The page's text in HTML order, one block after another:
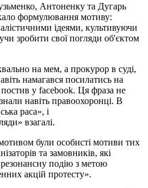
Антоненку та Дугарь
формулювання мотиву:
ідеями, культивуючи
зробити свої погляди об'єктом
на мем, а прокурор в суді,
намагався посилатись на
у facebook. Ця фраза не
навіть правоохоронці. В
раса», і
взагалі.
були особисті мотиви тих
та замовників, які
подію з метою
акцій протесту».